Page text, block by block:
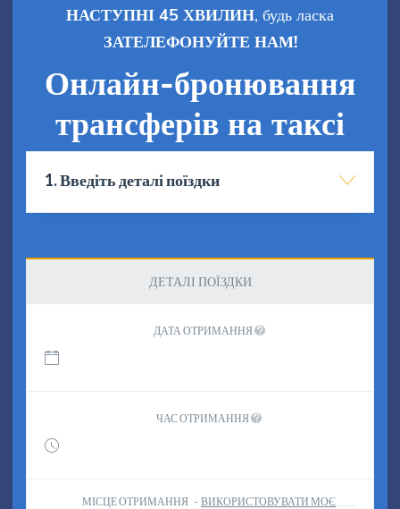
НАСТУПНІ 45 ХВИЛИН, будь ласка
ЗАТЕЛЕФОНУЙТЕ НАМ!
Онлайн-бронювання
трансферів на таксі
1. Введіть деталі поїздки
ДЕТАЛІ ПОЇЗДКИ
ДАТА ОТРИМАННЯ
ЧАС ОТРИМАННЯ
МІСЦЕ ОТРИМАННЯ - ВИКОРИСТОВУВАТИ МОЄ